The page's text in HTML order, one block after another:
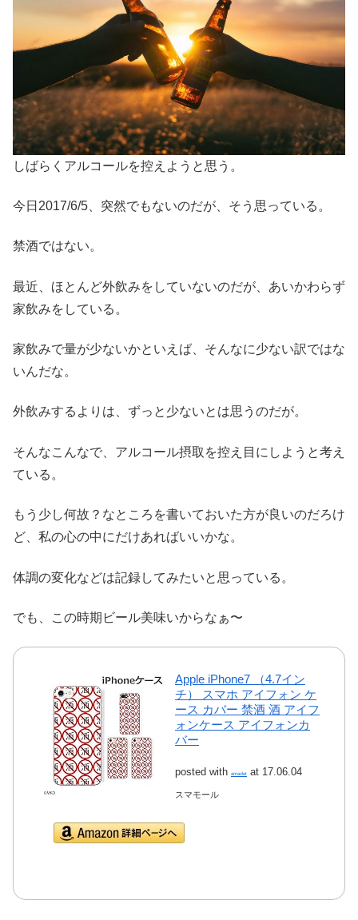
しばらくアルコールを控えようと思う。
今日2017/6/5、突然でもないのだが、そう思っている。
禁酒ではない。
最近、ほとんど外飲みをしていないのだが、あいかわらず
家飲みをしている。
家飲みで量が少ないかといえば、そんなに少ない訳ではな
いんだな。
外飲みするよりは、ずっと少ないとは思うのだが。
そんなこんなで、アルコール摂取を控え目にしようと考え
ている。
もう少し何故？なところを書いておいた方が良いのだろけ
ど、私の心の中にだけあればいいかな。
体調の変化などは記録してみたいと思っている。
でも、この時期ビール美味いからなぁ〜
Apple iPhone7 （4.7イン
チ） スマホ アイフォン ケ
ース カバー 禁酒 酒 アイフ
ォンケース アイフォンカ
バー
posted with amazlet at 17.06.04
スマモール